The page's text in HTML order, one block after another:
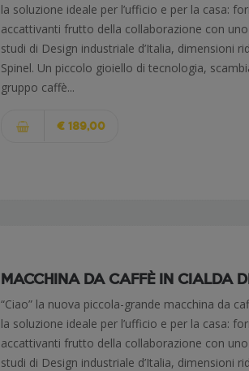
la soluzione ideale per l’ufficio e per la casa:
accattivanti frutto della collaborazione con
studi di Design industriale d’Italia, dimensioni
Spinel. Un piccolo gioiello di tecnologia,
gruppo caffè...
€ 189,00
MACCHINA DA CAFFÈ IN CIALDA
“Ciao” la nuova piccola-grande macchina da
la soluzione ideale per l’ufficio e per la casa:
accattivanti frutto della collaborazione con
studi di Design industriale d’Italia, dimensioni